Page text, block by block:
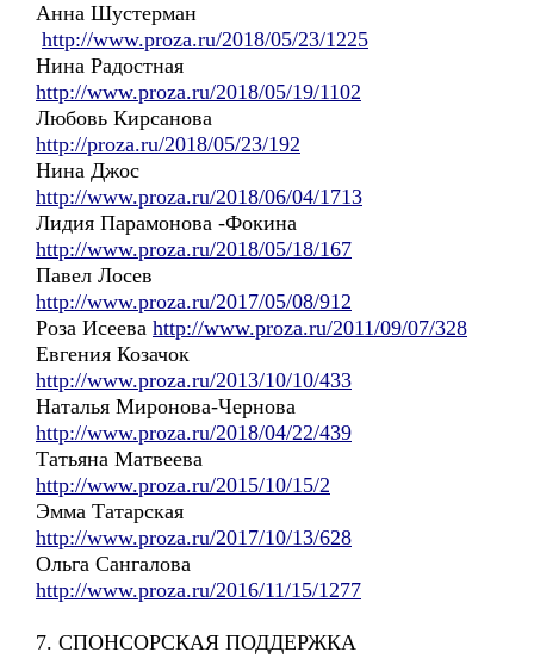
Анна Шустерман
http://www.proza.ru/2018/05/23/1225
Нина Радостная
http://www.proza.ru/2018/05/19/1102
Любовь Кирсанова
http://proza.ru/2018/05/23/192
Нина Джос
http://www.proza.ru/2018/06/04/1713
Лидия Парамонова -Фокина
http://www.proza.ru/2018/05/18/167
Павел Лосев
http://www.proza.ru/2017/05/08/912
Роза Исеева http://www.proza.ru/2011/09/07/328
Евгения Козачок
http://www.proza.ru/2013/10/10/433
Наталья Миронова-Чернова
http://www.proza.ru/2018/04/22/439
Татьяна Матвеева
http://www.proza.ru/2015/10/15/2
Эмма Татарская
http://www.proza.ru/2017/10/13/628
Ольга Сангалова
http://www.proza.ru/2016/11/15/1277
7. СПОНСОРСКАЯ ПОДДЕРЖКА